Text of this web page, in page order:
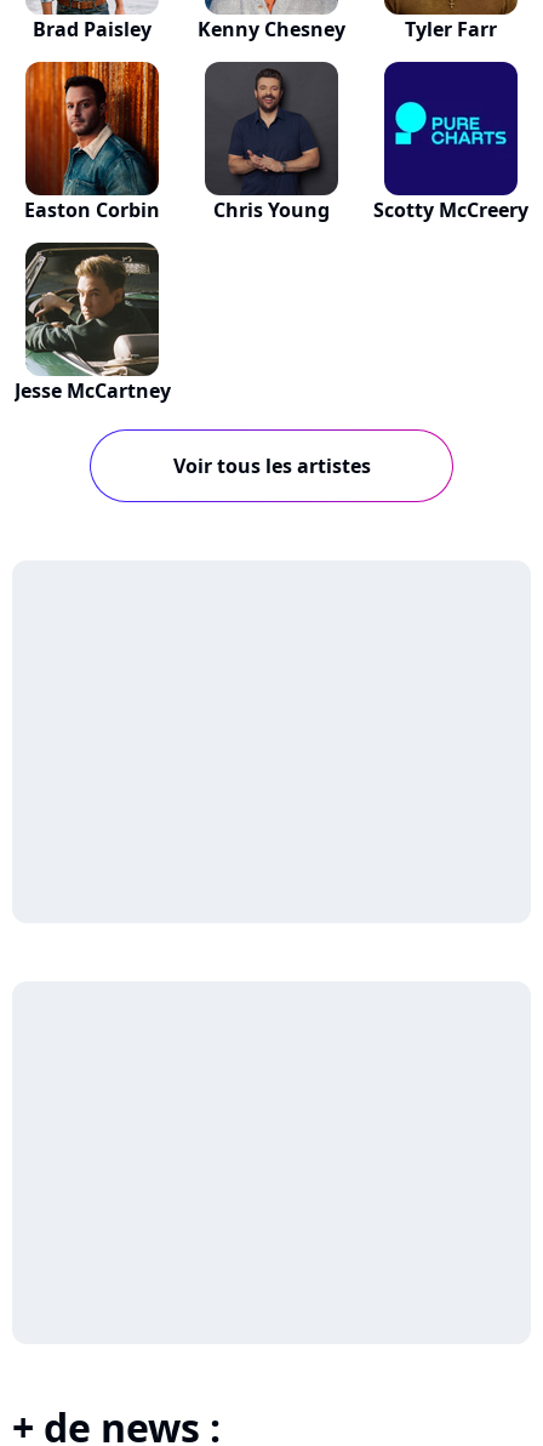
Brad Paisley Kenny Chesney Tyler Farr
Easton Corbin Chris Young Scotty McCreery
Jesse McCartney
Voir tous les artistes
+ de news :